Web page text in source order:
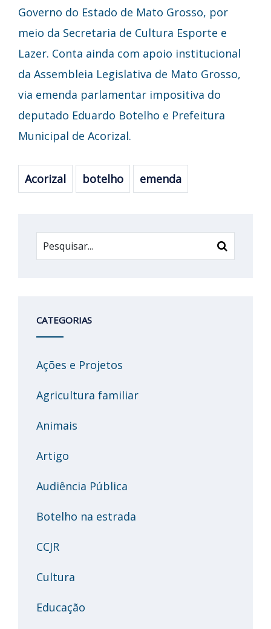
Governo do Estado de Mato Grosso, por
meio da Secretaria de Cultura Esporte e
Lazer. Conta ainda com apoio institucional
da Assembleia Legislativa de Mato Grosso,
via emenda parlamentar impositiva do
deputado Eduardo Botelho e Prefeitura
Municipal de Acorizal.
Acorizal botelho emenda
CATEGORIAS
Ações e Projetos
Agricultura familiar
Animais
Artigo
Audiência Pública
Botelho na estrada
CCJR
Cultura
Educação